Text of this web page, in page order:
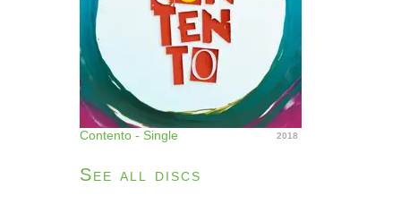
Contento - Single 2018
See all discs